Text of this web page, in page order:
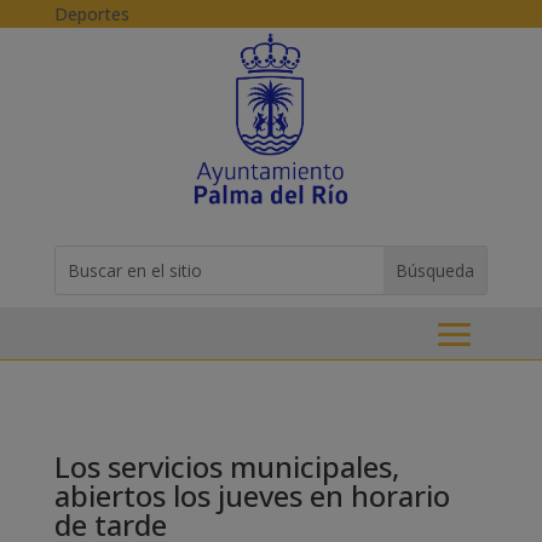
Skip to content
Deportes
for...
Los servicios municipales,
abiertos los jueves en horario
de tarde